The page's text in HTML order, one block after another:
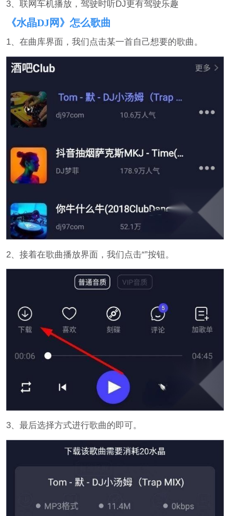
3、联网车机播放，驾驶时听DJ更有驾驶乐趣
《水晶DJ网》怎么歌曲
1、在曲库界面，我们点击某一首自己想要的歌曲。
2、接着在歌曲播放界面，我们点击“”按钮。
3、最后选择方式进行歌曲的即可。